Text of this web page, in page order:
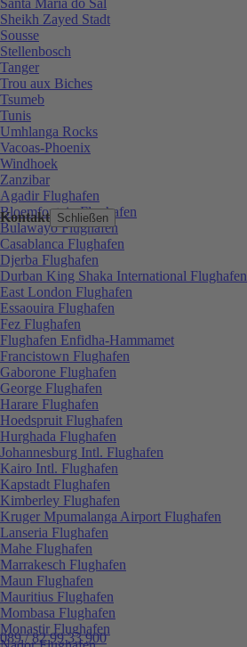
Kontakt Schließen
089 / 82 99 33 900
Sheikh Zayed Stadt
Sousse
Stellenbosch
Tanger
Trou aux Biches
Tsumeb
Tunis
Umhlanga Rocks
Vacoas-Phoenix
Windhoek
Zanzibar
Agadir Flughafen
Bloemfontein Flughafen
Bulawayo Flughafen
Casablanca Flughafen
Djerba Flughafen
Durban King Shaka International Flughafen
East London Flughafen
Essaouira Flughafen
Fez Flughafen
Flughafen Enfidha-Hammamet
Francistown Flughafen
Gaborone Flughafen
George Flughafen
Harare Flughafen
Hoedspruit Flughafen
Hurghada Flughafen
Johannesburg Intl. Flughafen
Kairo Intl. Flughafen
Kapstadt Flughafen
Kimberley Flughafen
Kruger Mpumalanga Airport Flughafen
Lanseria Flughafen
Mahe Flughafen
Marrakesch Flughafen
Maun Flughafen
Mauritius Flughafen
Mombasa Flughafen
Monastir Flughafen